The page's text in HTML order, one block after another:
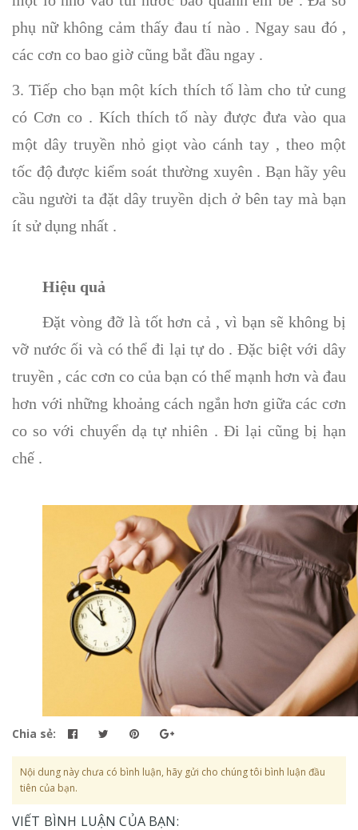
phụ nữ không cảm thấy đau tí nào . Ngay sau đó ,
các cơn co bao giờ cũng bắt đầu ngay .
3. Tiếp cho bạn một kích thích tố làm cho tử cung
có Cơn co . Kích thích tố này được đưa vào qua
một dây truyền nhỏ giọt vào cánh tay , theo một
tốc độ được kiểm soát thường xuyên . Bạn hãy yêu
cầu người ta đặt dây truyền dịch ở bên tay mà bạn
ít sử dụng nhất .
Hiệu quả
Đặt vòng đỡ là tốt hơn cả , vì bạn sẽ không bị
vỡ nước ối và có thể đi lại tự do . Đặc biệt với dây
truyền , các cơn co của bạn có thể mạnh hơn và đau
hơn với những khoảng cách ngắn hơn giữa các cơn
co so với chuyển dạ tự nhiên . Đi lại cũng bị hạn
chế .
Chia sẻ:
Nội dung này chưa có bình luận, hãy gửi cho chúng tôi bình luận đầu
tiên của bạn.
VIẾT BÌNH LUẬN CỦA BẠN: